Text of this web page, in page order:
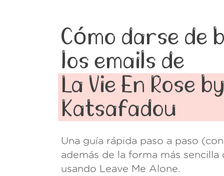
Cómo darse de
los emails de
La Vie En Rose
Katsafadou
Una guía rápida paso a paso
además de la forma más sencilla
usando Leave Me Alone.